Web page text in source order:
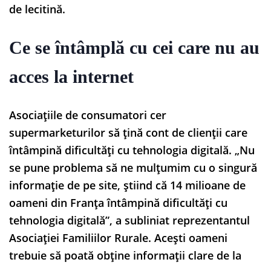
de lecitină.
Ce se întâmplă cu cei care nu au
acces la internet
Asociațiile de consumatori cer
supermarketurilor să țină cont de clienții care
întâmpină dificultăți cu tehnologia digitală. „Nu
se pune problema să ne mulțumim cu o singură
informație de pe site, știind că 14 milioane de
oameni din Franța întâmpină dificultăți cu
tehnologia digitală”, a subliniat reprezentantul
Asociației Familiilor Rurale. Acești oameni
trebuie să poată obține informații clare de la